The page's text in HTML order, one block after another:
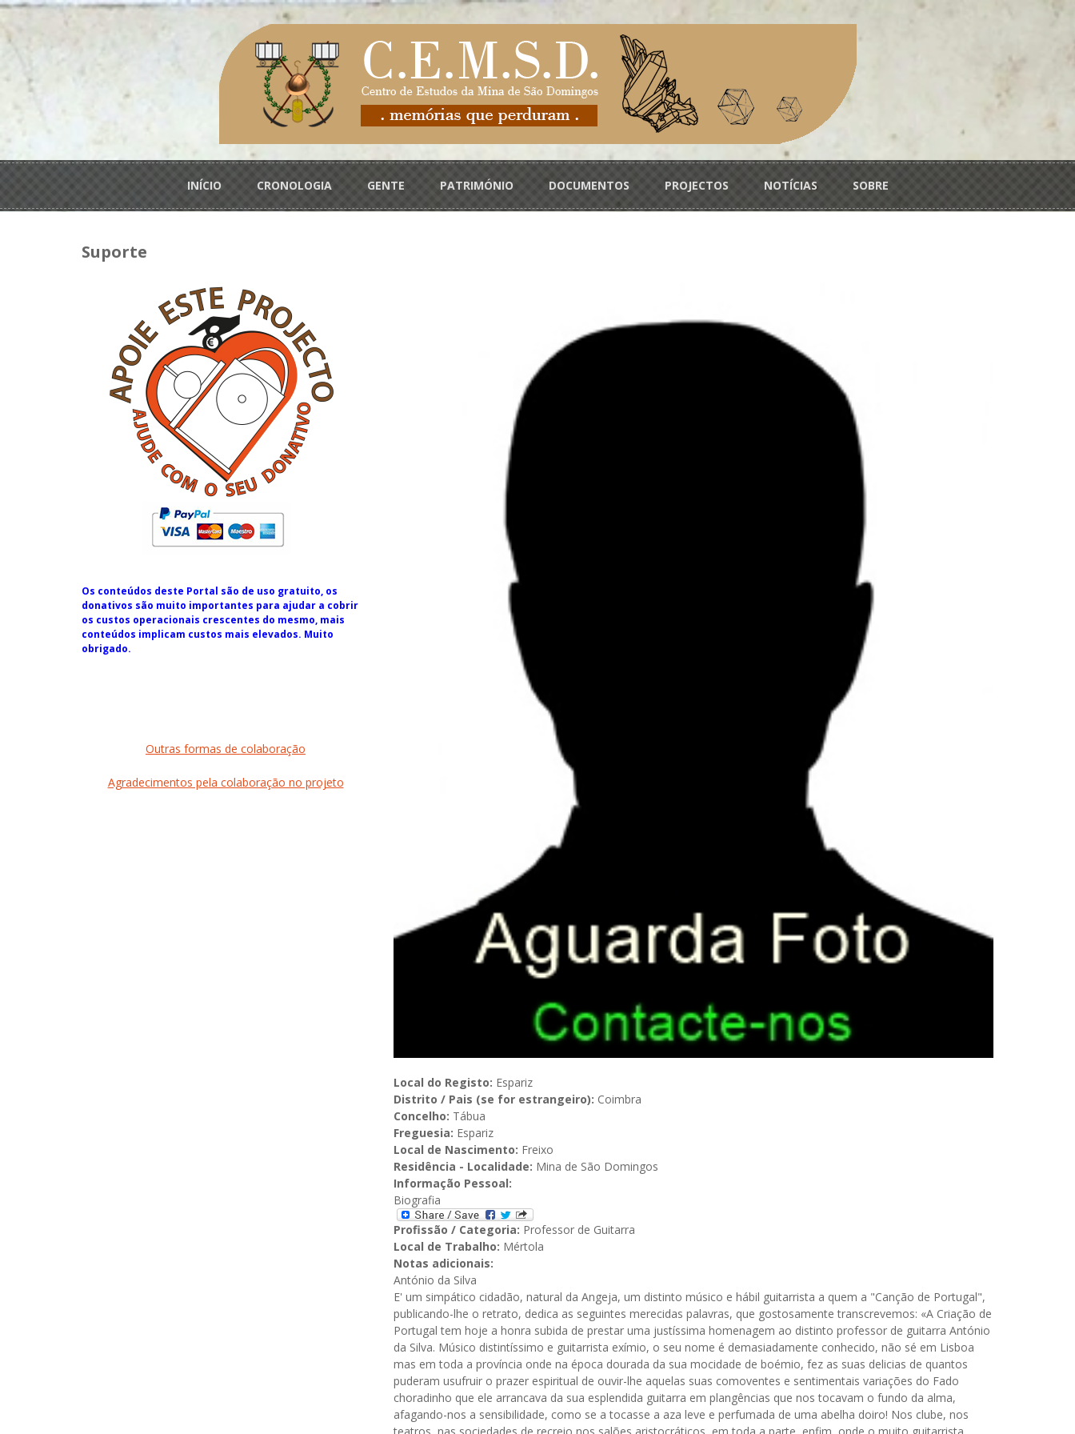
Passar para o conteúdo principal
Menu principal INÍCIO CRONOLOGIA GENTE PATRIMÓNIO DOCUMENTOS PROJECTOS NOTÍCIAS SOBRE
Suporte
Os conteúdos deste Portal são de uso gratuito, os
donativos são muito importantes para ajudar a cobrir
os custos operacionais crescentes do mesmo, mais
conteúdos implicam custos mais elevados. Muito
obrigado.
Outras formas de colaboração
Agradecimentos pela colaboração no projeto
Local do Registo: Espariz
Distrito / Pais (se for estrangeiro): Coimbra
Concelho: Tábua
Freguesia: Espariz
Local de Nascimento: Freixo
Residência - Localidade: Mina de São Domingos
Informação Pessoal:
Biografia
Profissão / Categoria: Professor de Guitarra
Local de Trabalho: Mértola
Notas adicionais:
António da Silva
E' um simpático cidadão, natural da Angeja, um distinto músico e hábil guitarrista a quem a "Canção de Portugal",
publicando-lhe o retrato, dedica as seguintes merecidas palavras, que gostosamente transcrevemos: «A Criação de
Portugal tem hoje a honra subida de prestar uma justíssima homenagem ao distinto professor de guitarra António
da Silva. Músico distintíssimo e guitarrista exímio, o seu nome é demasiadamente conhecido, não sé em Lisboa
mas em toda a província onde na época dourada da sua mocidade de boémio, fez as suas delicias de quantos
puderam usufruir o prazer espiritual de ouvir-lhe aquelas suas comoventes e sentimentais variações do Fado
choradinho que ele arrancava da sua esplendida guitarra em plangências que nos tocavam o fundo da alma,
afagando-nos a sensibilidade, como se a tocasse a aza leve e perfumada de uma abelha doiro! Nos clube, nos